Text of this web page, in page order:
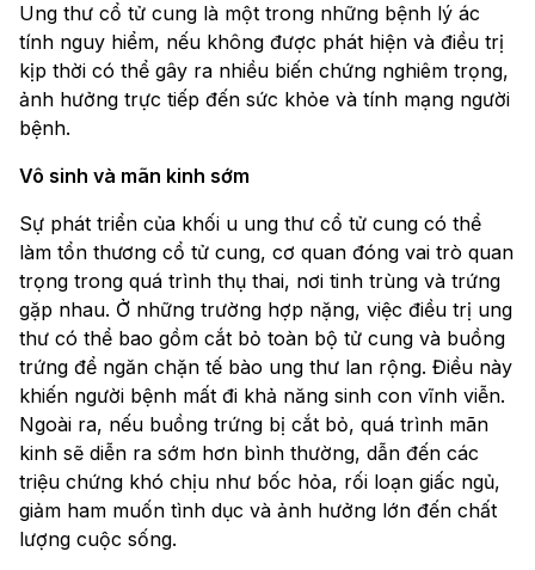
Ung thư cổ tử cung là một trong những bệnh lý ác
tính nguy hiểm, nếu không được phát hiện và điều trị
kịp thời có thể gây ra nhiều biến chứng nghiêm trọng,
ảnh hưởng trực tiếp đến sức khỏe và tính mạng người
bệnh.
Vô sinh và mãn kinh sớm
Sự phát triển của khối u ung thư cổ tử cung có thể
làm tổn thương cổ tử cung, cơ quan đóng vai trò quan
trọng trong quá trình thụ thai, nơi tinh trùng và trứng
gặp nhau. Ở những trường hợp nặng, việc điều trị ung
thư có thể bao gồm cắt bỏ toàn bộ tử cung và buồng
trứng để ngăn chặn tế bào ung thư lan rộng. Điều này
khiến người bệnh mất đi khả năng sinh con vĩnh viễn.
Ngoài ra, nếu buồng trứng bị cắt bỏ, quá trình mãn
kinh sẽ diễn ra sớm hơn bình thường, dẫn đến các
triệu chứng khó chịu như bốc hỏa, rối loạn giấc ngủ,
giảm ham muốn tình dục và ảnh hưởng lớn đến chất
lượng cuộc sống.